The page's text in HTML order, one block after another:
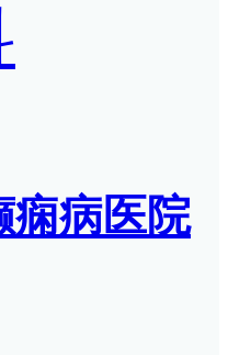
痫病医院